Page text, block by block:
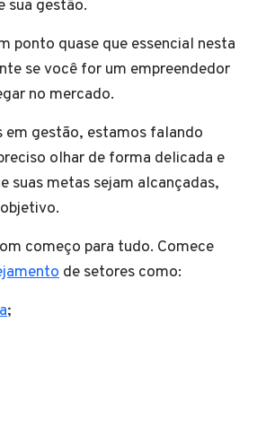
sua gestão.
ponto quase que essencial nesta
se você for um empreendedor
no mercado.
em gestão, estamos falando
olhar de forma delicada e
suas metas sejam alcançadas,
começo para tudo. Comece
de setores como:
;